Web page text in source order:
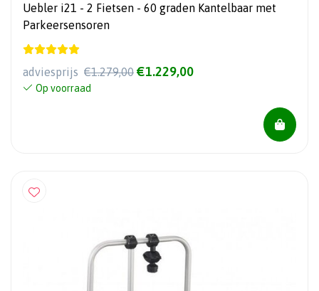
Uebler i21 - 2 Fietsen - 60 graden Kantelbaar met
Parkeersensoren
adviesprijs €1.279,00 €1.229,00
Op voorraad